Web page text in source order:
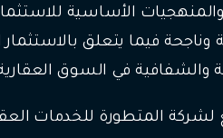
الأساسية
فيما يتعلق بالاستثمار
والشفافية في السوق
لشركة المتطورة للخدمات